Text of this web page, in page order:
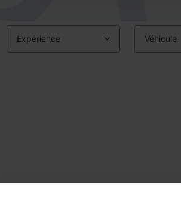
Expérience Véhicule